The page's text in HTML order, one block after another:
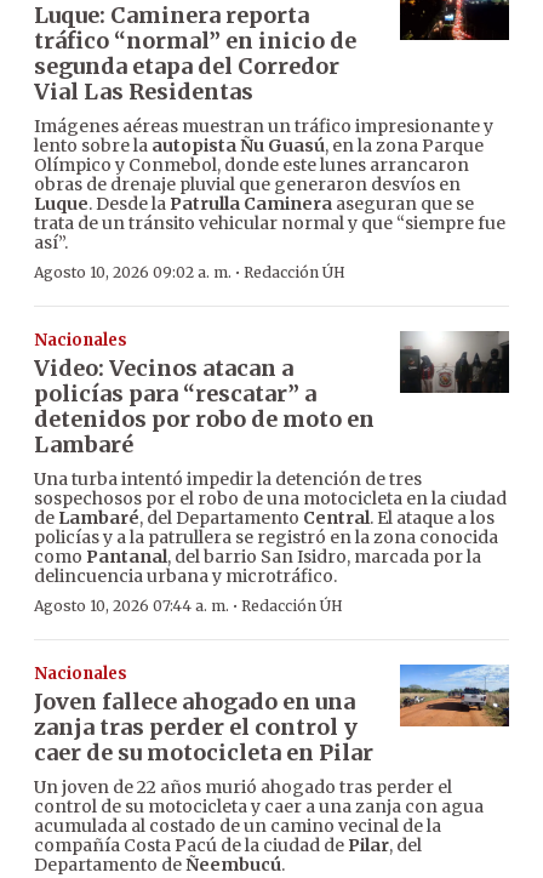
Luque: Caminera reporta
tráfico “normal” en inicio de
segunda etapa del Corredor
Vial Las Residentas
Imágenes aéreas muestran un tráfico impresionante y
lento sobre la autopista Ñu Guasú, en la zona Parque
Olímpico y Conmebol, donde este lunes arrancaron
obras de drenaje pluvial que generaron desvíos en
Luque. Desde la Patrulla Caminera aseguran que se
trata de un tránsito vehicular normal y que “siempre fue
así”.
Agosto 10, 2026 09:02 a. m. · Redacción ÚH
Nacionales
Video: Vecinos atacan a
policías para “rescatar” a
detenidos por robo de moto en
Lambaré
Una turba intentó impedir la detención de tres
sospechosos por el robo de una motocicleta en la ciudad
de Lambaré, del Departamento Central. El ataque a los
policías y a la patrullera se registró en la zona conocida
como Pantanal, del barrio San Isidro, marcada por la
delincuencia urbana y microtráfico.
Agosto 10, 2026 07:44 a. m. · Redacción ÚH
Nacionales
Joven fallece ahogado en una
zanja tras perder el control y
caer de su motocicleta en Pilar
Un joven de 22 años murió ahogado tras perder el
control de su motocicleta y caer a una zanja con agua
acumulada al costado de un camino vecinal de la
compañía Costa Pacú de la ciudad de Pilar, del
Departamento deÑeembucú.